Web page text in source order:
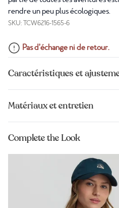
rendre un peu plus écologiques.
SKU: TCW6216-1565-6
Pas d’échange ni de retour.
Caractéristiques et
Matériaux et entretien
Complete the Look